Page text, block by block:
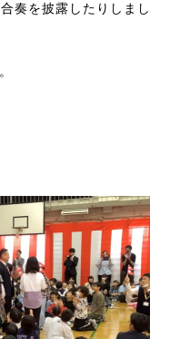
奏を披露したりしまし